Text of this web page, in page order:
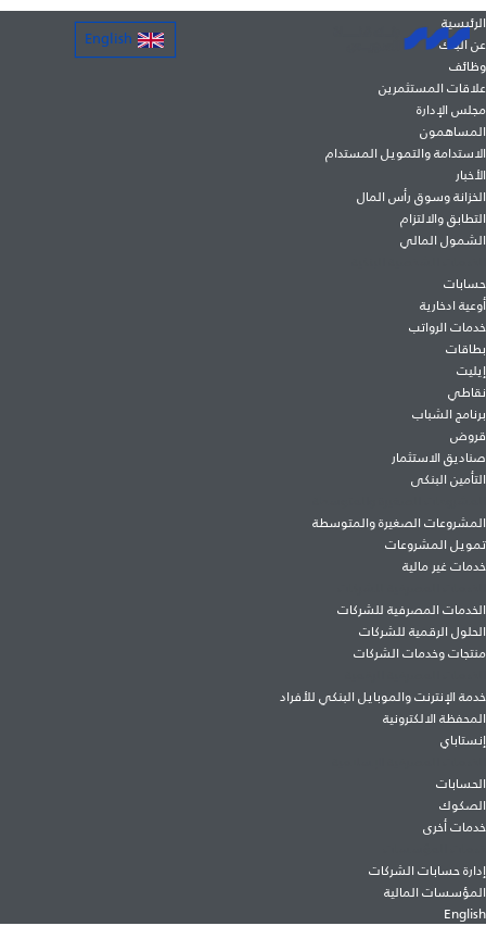
English
الرئيسية
عن البنك
وظائف
علاقات المستثمرين
مجلس الإدارة
المساهمون
الاستدامة والتمويل المستدام
الأخبار
الخزانة وسوق رأس المال
التطابق والالتزام
الشمول المالي
حسابات
أوعية ادخارية
خدمات الرواتب
بطاقات
إيليت
نقاطي
برنامج الشباب
قروض
صناديق الاستثمار
التأمين البنكى
المشروعات الصغيرة والمتوسطة
تمويل المشروعات
خدمات غير مالية
الخدمات المصرفية للشركات
الحلول الرقمية للشركات
منتجات وخدمات الشركات
خدمة الإنترنت والموبايل البنكي للأفراد
المحفظة الالكترونية
إنستاباي
الحسابات
الصكوك
خدمات أخرى
إدارة حسابات الشركات
المؤسسات المالية
English
شبكة الفروع والصراف الآلي
لمزيد من المعلومات،